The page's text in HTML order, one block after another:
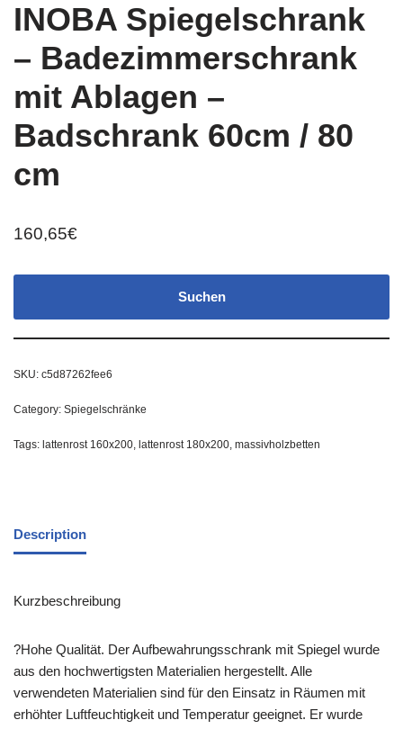
INOBA Spiegelschrank
– Badezimmerschrank
mit Ablagen –
Badschrank 60cm / 80
cm
160,65€
Suchen
SKU: c5d87262fee6
Category: Spiegelschränke
Tags: lattenrost 160x200, lattenrost 180x200, massivholzbetten
Description
Kurzbeschreibung
?Hohe Qualität. Der Aufbewahrungsschrank mit Spiegel wurde
aus den hochwertigsten Materialien hergestellt. Alle
verwendeten Materialien sind für den Einsatz in Räumen mit
erhöhter Luftfeuchtigkeit und Temperatur geeignet. Er wurde